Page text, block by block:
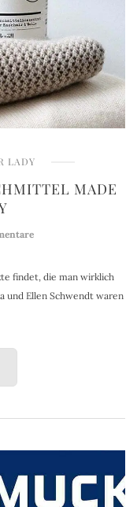
LADY
MADE
findet, die man wirklich
und Ellen Schwendt waren